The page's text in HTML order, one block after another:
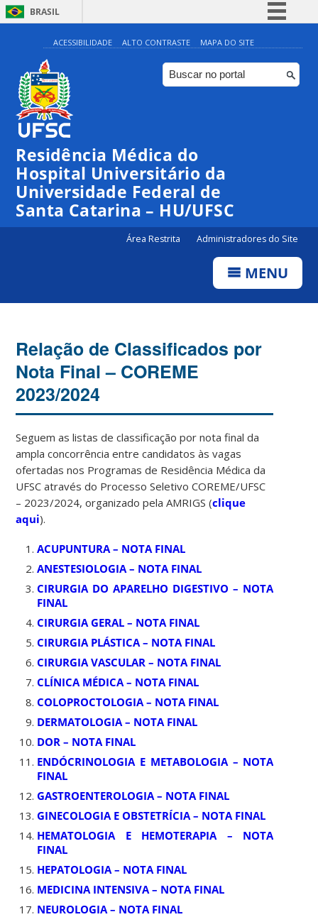
BRASIL
Simplifique!
Comunica BR
Participe
ACESSIBILIDADE ALTO CONTRASTE MAPA DO SITE
Residência Médica do
Hospital Universitário da
Universidade Federal de
Santa Catarina – HU/UFSC
Área Restrita Administradores do Site
MENU
Relação de Classificados por
Nota Final – COREME
2023/2024
Seguem as listas de classificação por nota final da
ampla concorrência entre candidatos às vagas
ofertadas nos Programas de Residência Médica da
UFSC através do Processo Seletivo COREME/UFSC
– 2023/2024, organizado pela AMRIGS (clique
aqui).
ACUPUNTURA – NOTA FINAL
ANESTESIOLOGIA – NOTA FINAL
CIRURGIA DO APARELHO DIGESTIVO – NOTA
FINAL
CIRURGIA GERAL – NOTA FINAL
CIRURGIA PLÁSTICA – NOTA FINAL
CIRURGIA VASCULAR – NOTA FINAL
CLÍNICA MÉDICA – NOTA FINAL
COLOPROCTOLOGIA – NOTA FINAL
DERMATOLOGIA – NOTA FINAL
DOR – NOTA FINAL
ENDÓCRINOLOGIA E METABOLOGIA – NOTA
FINAL
GASTROENTEROLOGIA – NOTA FINAL
GINECOLOGIA E OBSTETRÍCIA – NOTA FINAL
HEMATOLOGIA E HEMOTERAPIA – NOTA
FINAL
HEPATOLOGIA – NOTA FINAL
MEDICINA INTENSIVA – NOTA FINAL
NEUROLOGIA – NOTA FINAL